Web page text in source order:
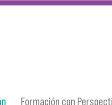
Formación con